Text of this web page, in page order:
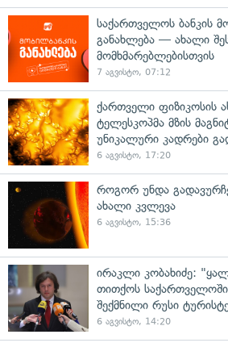
საქართველოს ბანკის
განახლება — ახალი
მომხმარებლებისთვის
7 აგვისტო, 07:12
ქართველი ფიზიკოსის
ტელესკოპმა მზის
უნიკალური კადრები
6 აგვისტო, 17:20
როგორ უნდა
ახალი კვლევა
6 აგვისტო, 15:36
ირაკლი კობახიძე:
თითქოს
შექმნილი რუსი
6 აგვისტო, 14:20